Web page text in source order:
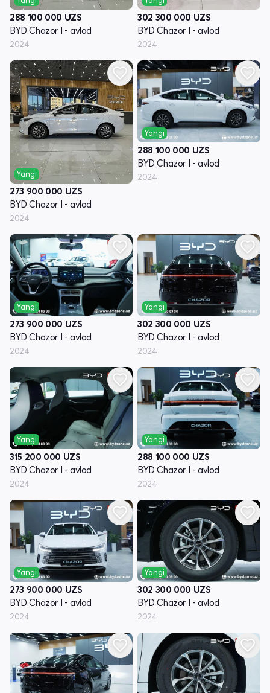
288 100 000 UZS
BYD Chazor I - avlod
2024
302 300 000 UZS
BYD Chazor I - avlod
2024
Yangi
273 900 000 UZS
BYD Chazor I - avlod
2024
Yangi
288 100 000 UZS
BYD Chazor I - avlod
2024
Yangi
273 900 000 UZS
BYD Chazor I - avlod
2024
Yangi
302 300 000 UZS
BYD Chazor I - avlod
2024
Yangi
315 200 000 UZS
BYD Chazor I - avlod
2024
Yangi
288 100 000 UZS
BYD Chazor I - avlod
2024
Yangi
273 900 000 UZS
BYD Chazor I - avlod
2024
Yangi
302 300 000 UZS
BYD Chazor I - avlod
2024